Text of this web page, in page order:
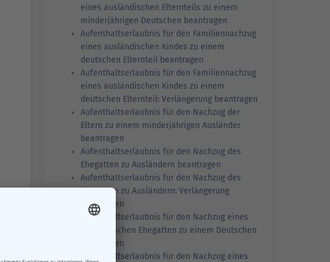
eines ausländischen Elternteils zu einem
minderjährigen Deutschen beantragen
Aufenthaltserlaubnis für den Familiennachzug
eines ausländischen Kindes zu einem
deutschen Elternteil beantragen
Aufenthaltserlaubnis für den Familiennachzug
eines ausländischen Kindes zu einem
deutschen Elternteil: Verlängerung beantragen
Aufenthaltserlaubnis für den Nachzug der
Eltern zu einem minderjährigen Ausländer
beantragen
Aufenthaltserlaubnis für den Nachzug des
Ehegatten zu Ausländern beantragen
Aufenthaltserlaubnis für den Nachzug des
Ehegatten zu Ausländern: Verlängerung
beantragen
Aufenthaltserlaubnis für den Nachzug eines
ausländischen Ehegatten zu einem Deutschen
beantragen
Aufenthaltserlaubnis für den Nachzug eines